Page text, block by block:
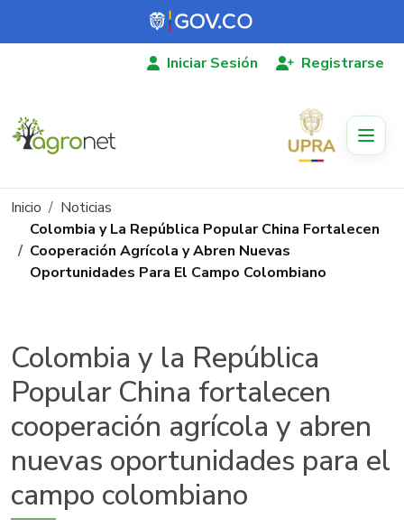
Pasar al contenido principal
Iniciar Sesión Registrarse
Ruta de navegación
Inicio
Noticias
Colombia y La República Popular China Fortalecen
Cooperación Agrícola y Abren Nuevas
Oportunidades Para El Campo Colombiano
Colombia y la República
Popular China fortalecen
cooperación agrícola y abren
nuevas oportunidades para el
campo colombiano